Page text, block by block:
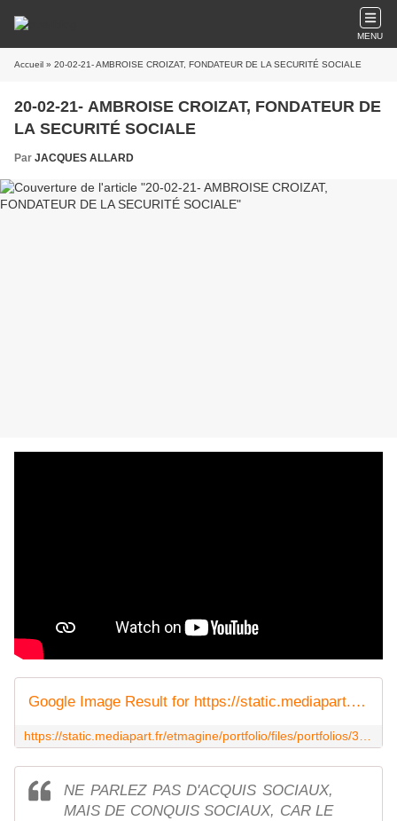
MENU
Accueil » 20-02-21- AMBROISE CROIZAT, FONDATEUR DE LA SECURITÉ SOCIALE
20-02-21- AMBROISE CROIZAT, FONDATEUR DE
LA SECURITÉ SOCIALE
Par JACQUES ALLARD
Google Image Result for https://static.mediapart.fr/etmagine/portfolio/files/portfolios/394150/565892b9d5da8.jpg
NE PARLEZ PAS D'ACQUIS SOCIAUX,
MAIS DE CONQUIS SOCIAUX, CAR LE